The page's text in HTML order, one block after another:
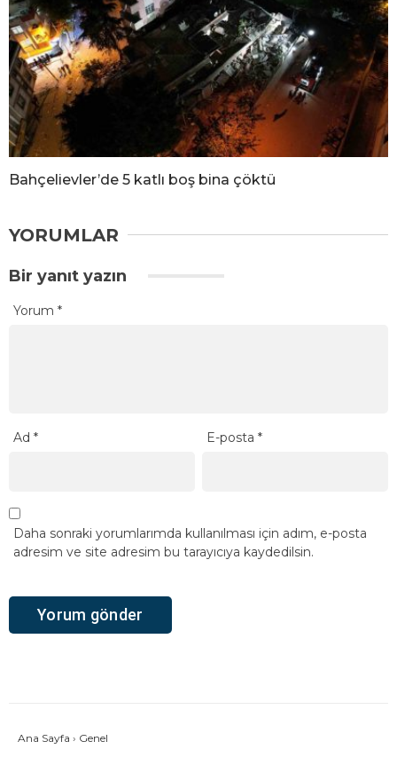
Bahçelievler’de 5 katlı boş bina çöktü
YORUMLAR
Bir yanıt yazın
Yorum *
Ad * E-posta*
Daha sonraki yorumlarımda kullanılması için adım, e-posta
adresim ve site adresim bu tarayıcıya kaydedilsin.
Ana Sayfa › Genel